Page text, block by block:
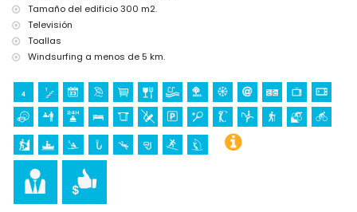
Tamaño del edificio 300 m2.
Televisión
Toallas
Windsurfing a menos de 5 km.